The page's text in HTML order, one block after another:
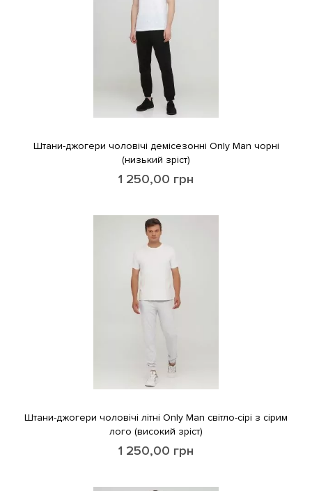
Штани-джогери чоловічі демісезонні Only Man чорні
(низький зріст)
1 250,00 грн
Штани-джогери чоловічі літні Only Man світло-сірі з сірим
лого (високий зріст)
1 250,00 грн